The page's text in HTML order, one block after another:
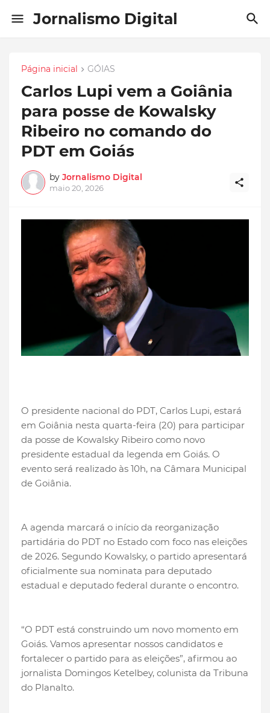
Jornalismo Digital
Página inicial GÓIAS
Carlos Lupi vem a Goiânia
para posse de Kowalsky
Ribeiro no comando do
PDT em Goiás
by Jornalismo Digital
maio 20, 2026
O presidente nacional do PDT, Carlos Lupi, estará
em Goiânia nesta quarta-feira (20) para participar
da posse de Kowalsky Ribeiro como novo
presidente estadual da legenda em Goiás. O
evento será realizado às 10h, na Câmara Municipal
de Goiânia.
A agenda marcará o início da reorganização
partidária do PDT no Estado com foco nas eleições
de 2026. Segundo Kowalsky, o partido apresentará
oficialmente sua nominata para deputado
estadual e deputado federal durante o encontro.
“O PDT está construindo um novo momento em
Goiás. Vamos apresentar nossos candidatos e
fortalecer o partido para as eleições”, afirmou ao
jornalista Domingos Ketelbey, colunista da Tribuna
do Planalto.